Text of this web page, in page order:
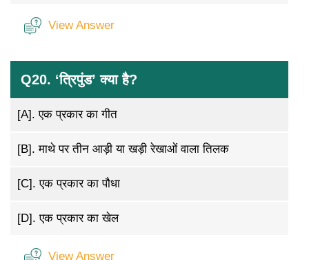
View Answer
Q20. ‘त्रिपुंड’ क्या है?
[A].एक प्रकार का गीत
[B].माथे पर तीन आड़ी या खड़ी रेखाओं वाला तिलक
[C].एक प्रकार का पौधा
[D].एक प्रकार का खेल
View Answer